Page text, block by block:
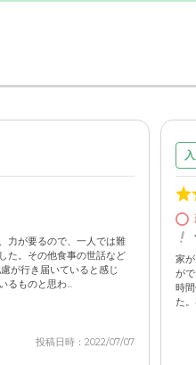
力が要るので、一人では難
た。その他食事の世話など
が行き届いていると感じ
るものと思わ...
投稿日時：2022/07/07
家
が
時
た